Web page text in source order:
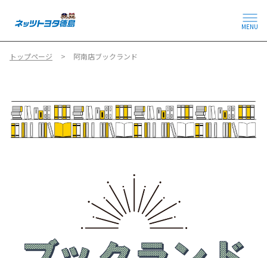
MENU
トップページ 阿南店ブックランド